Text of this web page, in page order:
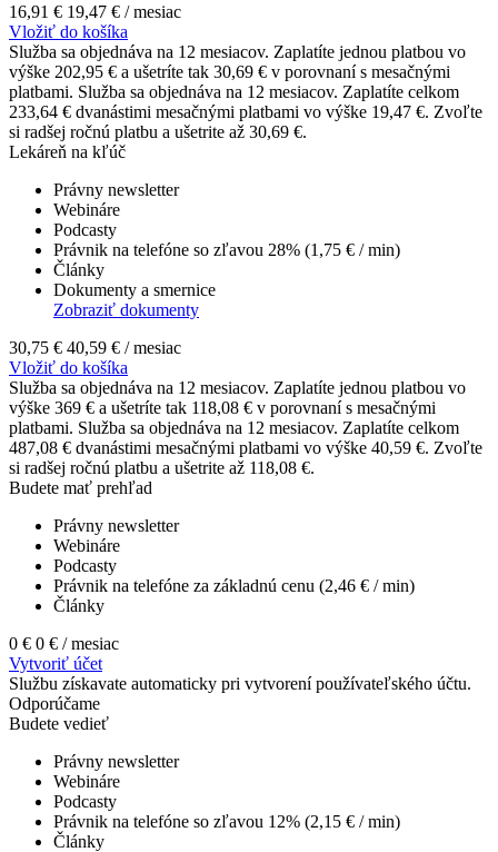
16,91 € 19,47 € / mesiac
Vložiť do košíka
Služba sa objednáva na 12 mesiacov. Zaplatíte jednou platbou vo
výške 202,95 € a ušetríte tak 30,69 € v porovnaní s mesačnými
platbami. Služba sa objednáva na 12 mesiacov. Zaplatíte celkom
233,64 € dvanástimi mesačnými platbami vo výške 19,47 €. Zvoľte
si radšej ročnú platbu a ušetrite až 30,69 €.
Lekáreň na kľúč
Právny newsletter
Webináre
Podcasty
Právnik na telefóne so zľavou 28% (1,75 € / min)
Články
Dokumenty a smernice
Zobraziť dokumenty
30,75 € 40,59 € / mesiac
Vložiť do košíka
Služba sa objednáva na 12 mesiacov. Zaplatíte jednou platbou vo
výške 369 € a ušetríte tak 118,08 € v porovnaní s mesačnými
platbami. Služba sa objednáva na 12 mesiacov. Zaplatíte celkom
487,08 € dvanástimi mesačnými platbami vo výške 40,59 €. Zvoľte
si radšej ročnú platbu a ušetrite až 118,08 €.
Budete mať prehľad
Právny newsletter
Webináre
Podcasty
Právnik na telefóne za základnú cenu (2,46 € / min)
Články
0 € 0 € / mesiac
Vytvoriť účet
Službu získavate automaticky pri vytvorení používateľského účtu.
Odporúčame
Budete vedieť
Právny newsletter
Webináre
Podcasty
Právnik na telefóne so zľavou 12% (2,15 € / min)
Články